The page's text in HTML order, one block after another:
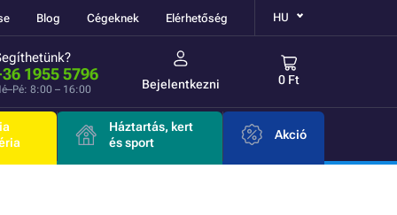
Blog Cégeknek Elérhetőség HU
1955 5796
8:00 – 16:00 Bejelentkezni 0 Ft
Háztartás, kert
és sport
Akció